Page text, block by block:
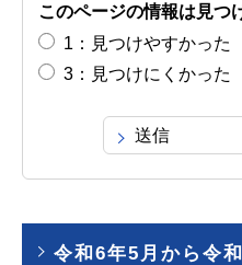
このページの情報は見つ
1：見つけやすかった
3：見つけにくかった
令和6年5月から令